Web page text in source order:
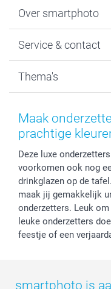
Fotoboeken
Fotocadeaus
Kaarten
Over smartphoto
Vacatures
Bestelproces
Herroepingsrecht
Privacy
Reviews
Prijslijst
Investor Relations
Service & contact
Tevredenheidsgarantie
Mijn orderstatus
smartbonus
service@smartphoto.nl
Affiliate
Partnerships
Influencer
Thema's
Baby
Moederdag
Huwelijk
Maak
prachtige
Deze luxe
voorkomen ook nog
drinkglazen op de
maak jij gemakkelijk
onderzetters. Leuk
leuke onderzetters
feestje of een
smartphoto is